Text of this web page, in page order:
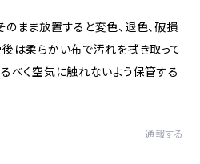
まま放置すると変色、退色、破損
は柔らかい布で汚れを拭き取って
べく空気に触れないよう保管する
通報する